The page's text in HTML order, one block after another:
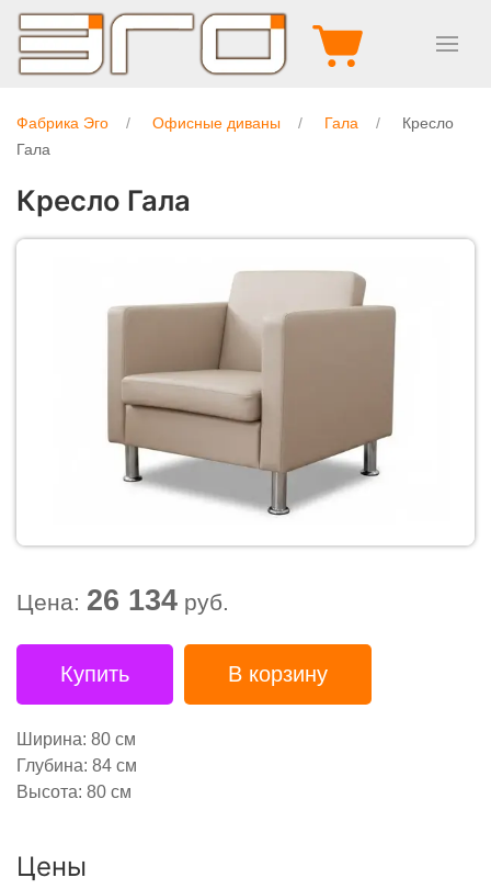
Фабрика Эго Офисные диваны Гала
Кресло
Гала
Кресло Гала
Цена: 26 134 руб.
Купить В корзину
Ширина: 80 см
Глубина: 84 см
Высота: 80 см
Цены